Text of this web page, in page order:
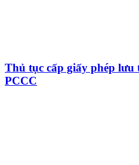
Thủ tục cấp giấy phép lưu
PCCC